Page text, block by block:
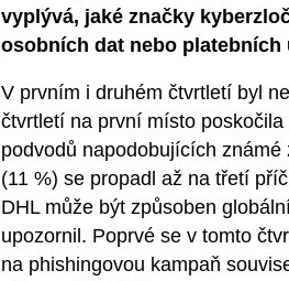
vyplývá, jaké značky
osobních dat nebo platebních
V prvním i druhém čtvrtletí byl
čtvrtletí na první místo
podvodů napodobujících
(11 %) se propadl až na třetí
DHL může být způsoben
upozornil. Poprvé se v tomto
na phishingovou kampaň